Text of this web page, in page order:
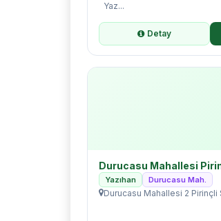
Yaz...
Detay
Durucasu Mahallesi
Yazıhan Durucasu Mah.
Durucasu Mahallesi 2 Pirinçli